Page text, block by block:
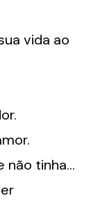
vida ao
não tinha…